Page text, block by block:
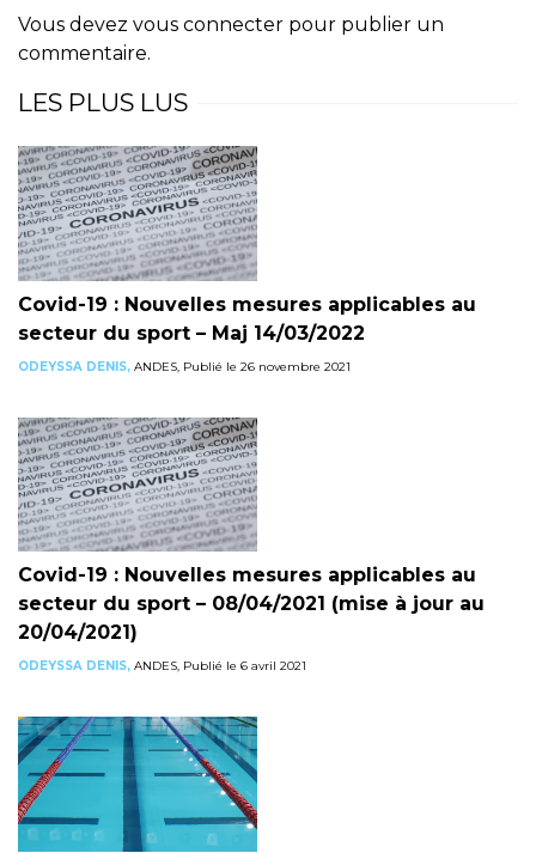
Vous devez vous connecter pour publier un
commentaire.
LES PLUS LUS
Covid-19 : Nouvelles mesures applicables au
secteur du sport – Maj 14/03/2022
ODEYSSA DENIS, ANDES, Publié le 26 novembre 2021
Covid-19 : Nouvelles mesures applicables au
secteur du sport – 08/04/2021 (mise à jour au
20/04/2021)
ODEYSSA DENIS, ANDES, Publié le 6 avril 2021